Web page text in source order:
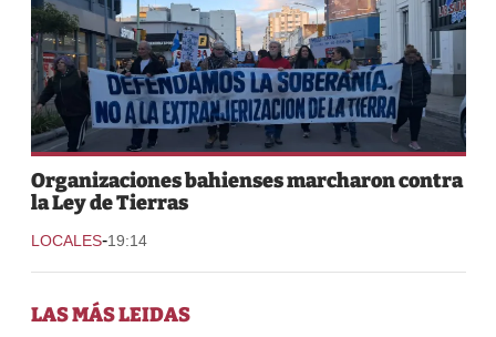
Organizaciones bahienses marcharon contra
la Ley de Tierras
LOCALES-19:14
LAS MÁS LEIDAS